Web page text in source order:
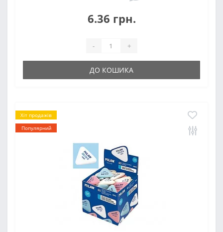
6.36 грн.
- +
ДО КОШИКА
Хіт продажів
Популярний